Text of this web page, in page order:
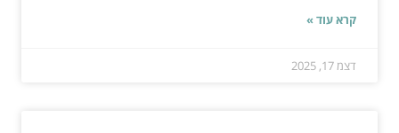
קרא עוד »
דצמ 17, 2025